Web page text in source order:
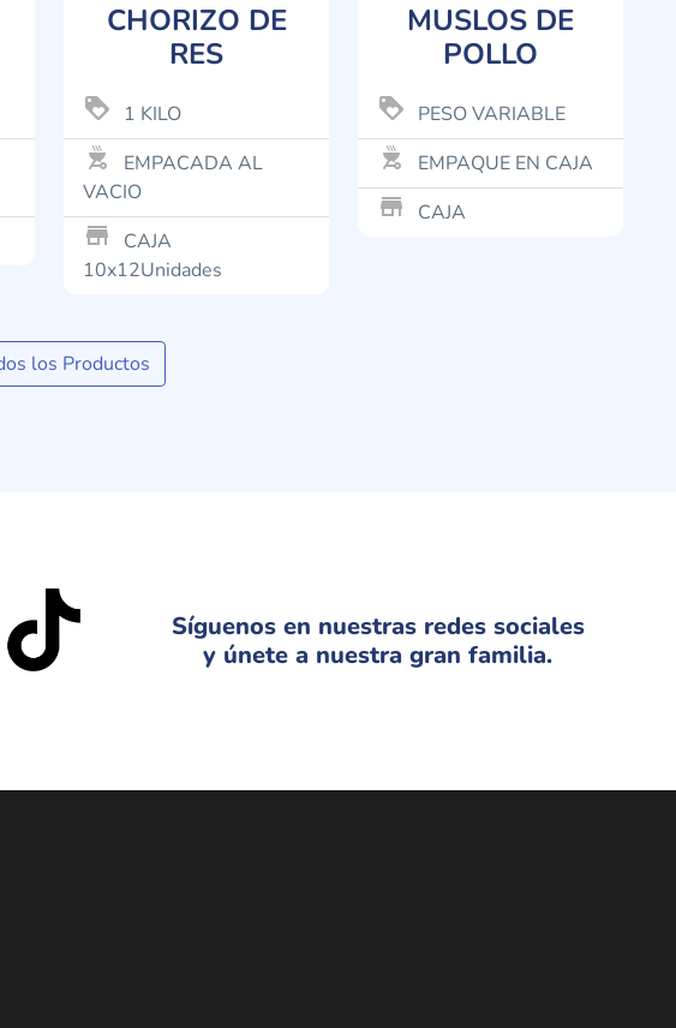
CHORIZO DE
RES
loyalty 1 KILO
outdoor_grill
EMPACADA AL
VACIO
store_mall_directory
CAJA
10x12Unidades
MUSLOS DE
POLLO
loyalty PESO VARIABLE
outdoor_grill EMPAQUE EN CAJA
store_mall_directory CAJA
los Productos
Síguenos en nuestras redes sociales
y únete a nuestra gran familia.